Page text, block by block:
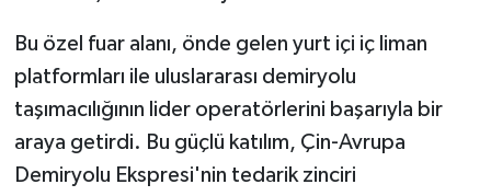
Bu özel fuar alanı, önde gelen yurt içi iç liman
platformları ile uluslararası demiryolu
taşımacılığının lider operatörlerini başarıyla bir
araya getirdi. Bu güçlü katılım, Çin-Avrupa
Demiryolu Ekspresi'nin tedarik zinciri